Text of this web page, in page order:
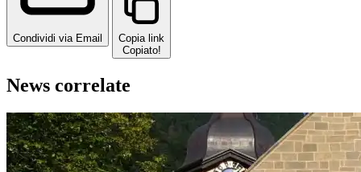
Condividi via Email
Copia link
Copiato!
News correlate